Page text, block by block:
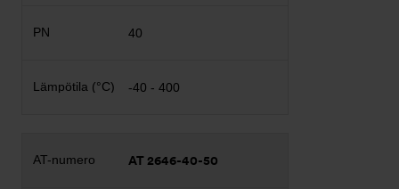
40
-40 - 400
AT 2646-40-50